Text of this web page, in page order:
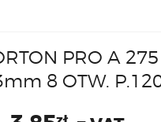
PRO A 275
8 OTW.